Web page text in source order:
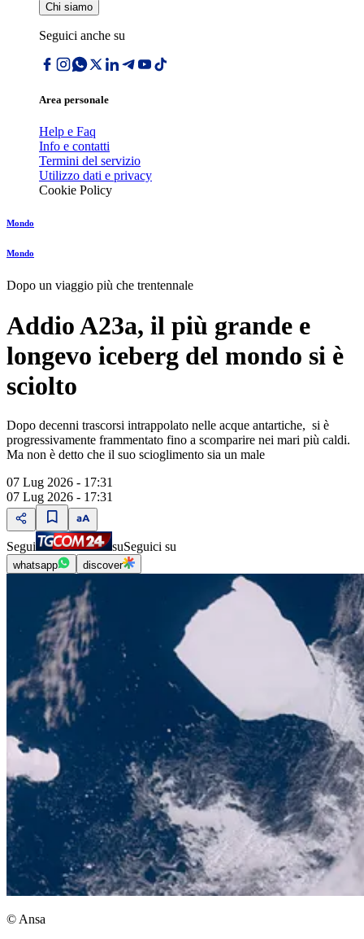
Chi siamo
Seguici anche su
Area personale
Help e Faq
Info e contatti
Termini del servizio
Utilizzo dati e privacy
Cookie Policy
Mondo
Mondo
Dopo un viaggio più che trentennale
Addio A23a, il più grande e
longevo iceberg del mondo si è
sciolto
Dopo decenni trascorsi intrappolato nelle acque antartiche, si è
progressivamente frammentato fino a scomparire nei mari più caldi.
Ma non è detto che il suo scioglimento sia un male
07 Lug 2026 - 17:31
07 Lug 2026 - 17:31
Segui suSeguici su
whatsapp discover
© Ansa